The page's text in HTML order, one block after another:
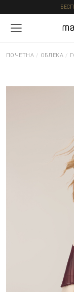
ПОЧЕТНА / ОБЛЕКА /